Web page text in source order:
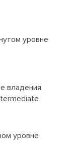
уровне
владения
уровне